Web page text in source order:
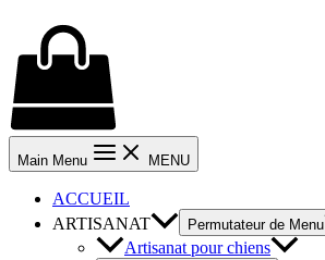
Main Menu MENU
ACCUEIL
ARTISANAT
Permutateur de Menu
Artisanat pour chiens